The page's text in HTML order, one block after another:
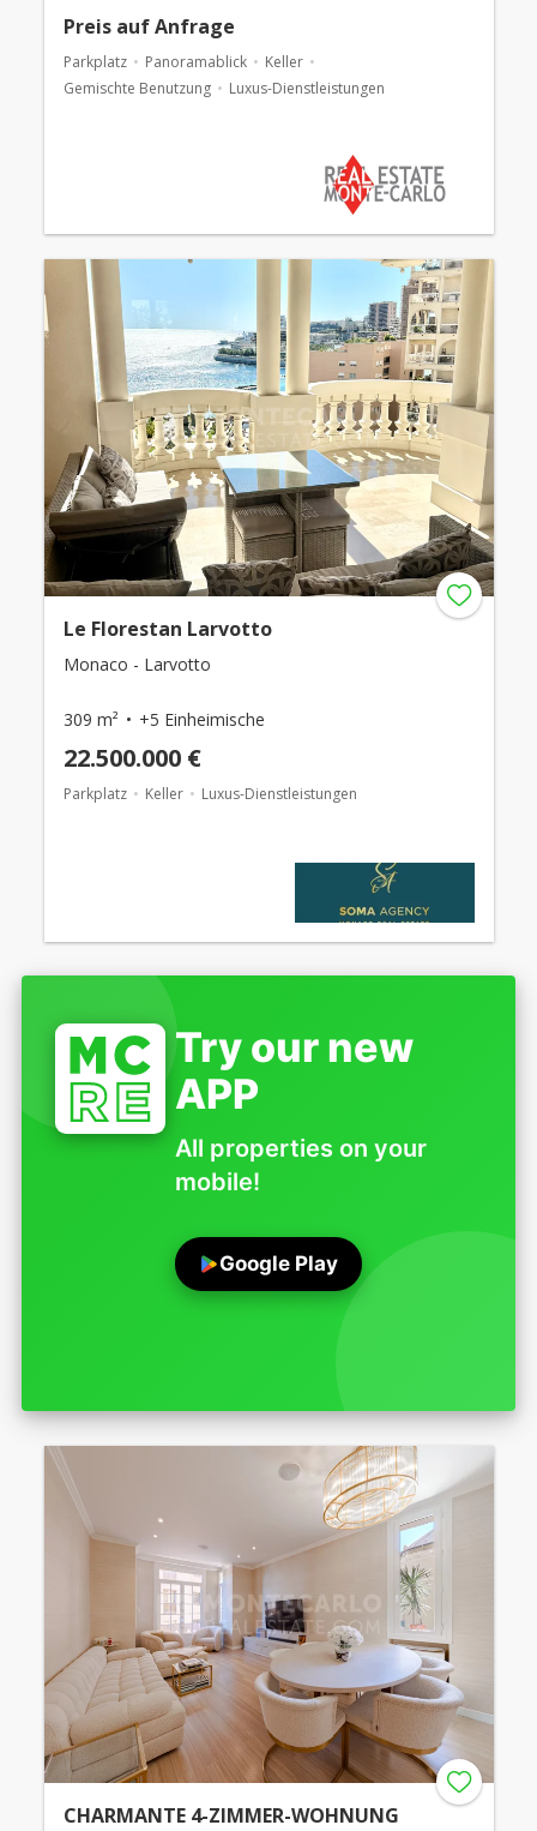
Preis auf Anfrage
Parkplatz Panoramablick
Keller
Gemischte Benutzung
Luxus-Dienstleistungen
Le Florestan Larvotto
Monaco - Larvotto
309 m² +5 Einheimische
22.500.000 €
Parkplatz Keller Luxus-Dienstleistungen
Try our new
APP
All properties on your
mobile!
Google Play
CHARMANTE 4-ZIMMER-WOHNUNG